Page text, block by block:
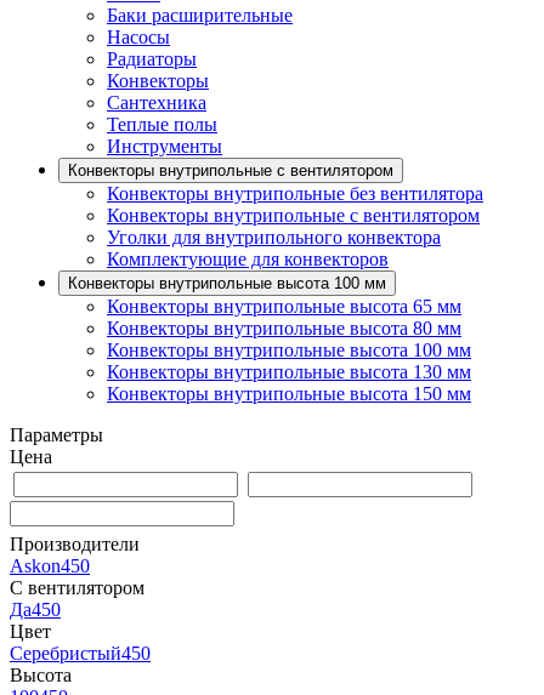
Баки расширительные
Насосы
Радиаторы
Конвекторы
Сантехника
Теплые полы
Инструменты
Конвекторы внутрипольные с вентилятором
Конвекторы внутрипольные без вентилятора
Конвекторы внутрипольные с вентилятором
Уголки для внутрипольного конвектора
Комплектующие для конвекторов
Конвекторы внутрипольные высота 100 мм
Конвекторы внутрипольные высота 65 мм
Конвекторы внутрипольные высота 80 мм
Конвекторы внутрипольные высота 100 мм
Конвекторы внутрипольные высота 130 мм
Конвекторы внутрипольные высота 150 мм
Параметры
Цена
Производители
Askon450
С вентилятором
Да450
Цвет
Серебристый450
Высота